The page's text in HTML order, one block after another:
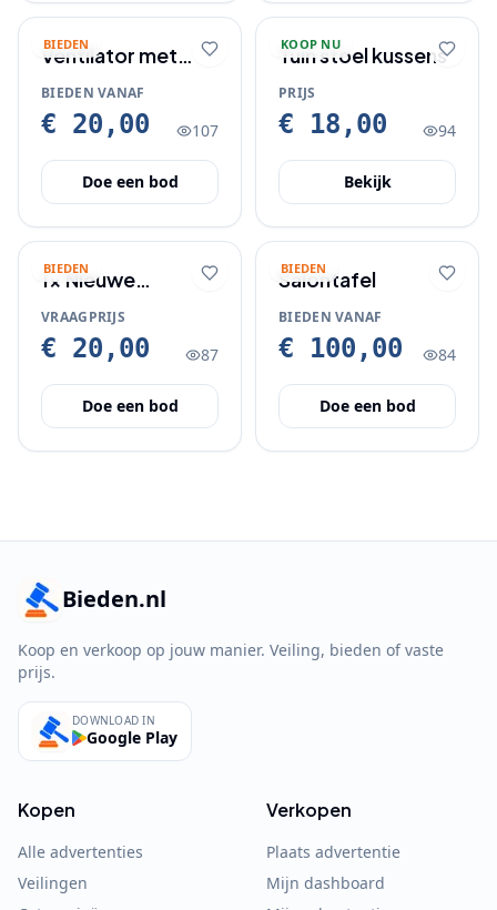
BIEDEN
Ventilator met
verlicting
BIEDEN VANAF
€ 20,00 107
Doe een bod
KOOP NU
Tuin stoel kussens
PRIJS
€ 18,00 94
Bekijk
BIEDEN
1x Nieuwe
hanglamp met
toebehoren
VRAAGPRIJS
€ 20,00 87
Doe een bod
BIEDEN
Salontafel
BIEDEN VANAF
€ 100,00 84
Doe een bod
Bieden.nl
Koop en verkoop op jouw manier. Veiling, bieden of vaste
prijs.
DOWNLOAD IN
Google Play
Kopen
Alle advertenties
Veilingen
Verkopen
Plaats advertentie
Mijn dashboard